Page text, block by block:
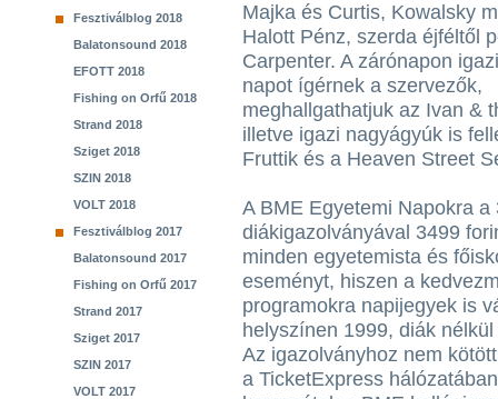
Fesztiválblog 2018
Balatonsound 2018
EFOTT 2018
Fishing on Orfű 2018
Strand 2018
Sziget 2018
SZIN 2018
VOLT 2018
Fesztiválblog 2017
Balatonsound 2017
Fishing on Orfű 2017
Strand 2017
Sziget 2017
SZIN 2017
VOLT 2017
Majka és Curtis, Kowalsky
Halott Pénz, szerda éjféltől
Carpenter. A zárónapon
napot ígérnek a szervezők,
meghallgathatjuk az Ivan &
illetve igazi nagyágyúk is
Fruttik és a Heaven Street
A BME Egyetemi Napokra
diákigazolványával 3499
minden egyetemista és
eseményt, hiszen a
programokra napijegyek is
helyszínen 1999, diák
Az igazolványhoz nem
a TicketExpress